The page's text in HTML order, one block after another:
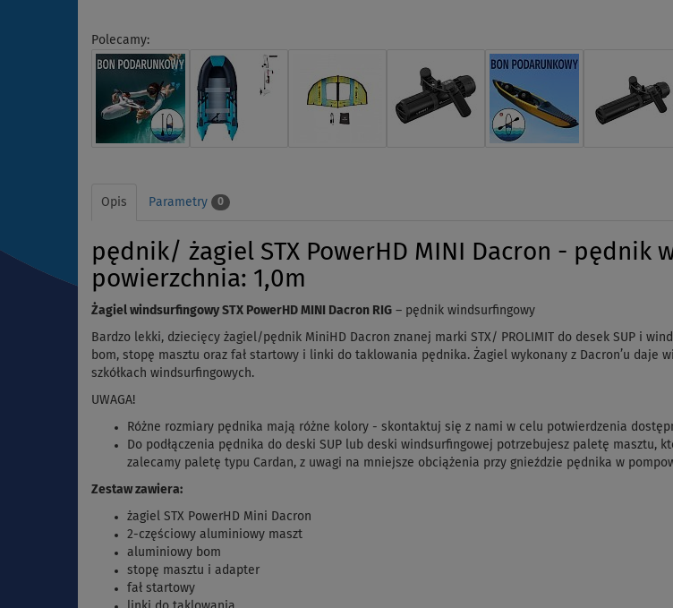
Polecamy:
Opis Parametry 0
pędnik/ żagiel STX PowerHD MINI Dacron - pędnik
powierzchnia: 1,0m
Żagiel windsurfingowy STX PowerHD MINI Dacron RIG – pędnik windsurfingowy
Bardzo lekki, dziecięcy żagiel/pędnik MiniHD Dacron znanej marki STX/ PROLIMIT do desek SUP i
bom, stopę masztu oraz fał startowy i linki do taklowania pędnika. Żagiel wykonany z Dacron’u daje
szkółkach windsurfingowych.
UWAGA!
Różne rozmiary pędnika mają różne kolory - skontaktuj się z nami w celu potwierdzenia
Do podłączenia pędnika do deski SUP lub deski windsurfingowej potrzebujesz paletę masztu,
zalecamy paletę typu Cardan, z uwagi na mniejsze obciążenia przy gnieździe pędnika w
Zestaw zawiera:
żagiel STX PowerHD Mini Dacron
2-częściowy aluminiowy maszt
aluminiowy bom
stopę masztu i adapter
fał startowy